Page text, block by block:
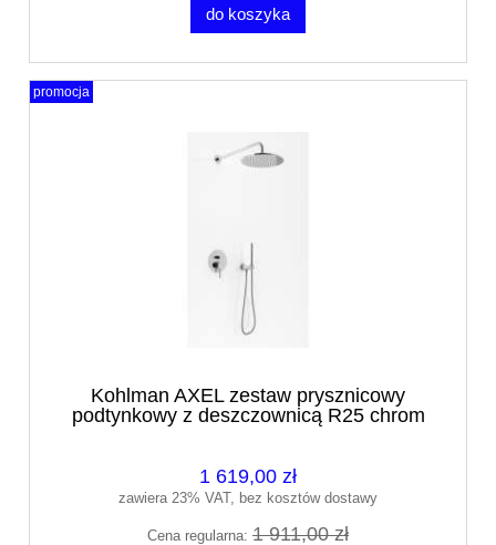
do koszyka
Kohlman AXEL zestaw prysznicowy
podtynkowy z deszczownicą R25 chrom
1 619,00 zł
zawiera 23% VAT, bez kosztów dostawy
Cena regularna: 1 911,00 zł
promocja